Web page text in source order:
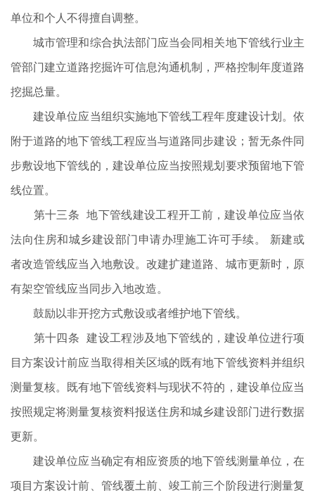
单位和个人不得擅自调整。
城市管理和综合执法部门应当会同相关地下管线行业主
管部门建立道路挖掘许可信息沟通机制，严格控制年度道路
挖掘总量。
建设单位应当组织实施地下管线工程年度建设计划。依
附于道路的地下管线工程应当与道路同步建设；暂无条件同
步敷设地下管线的，建设单位应当按照规划要求预留地下管
线位置。
第十三条 地下管线建设工程开工前，建设单位应当依
法向住房和城乡建设部门申请办理施工许可手续。 新建或
者改造管线应当入地敷设。改建扩建道路、城市更新时，原
有架空管线应当同步入地改造。
鼓励以非开挖方式敷设或者维护地下管线。
第十四条 建设工程涉及地下管线的，建设单位进行项
目方案设计前应当取得相关区域的既有地下管线资料并组织
测量复核。既有地下管线资料与现状不符的，建设单位应当
按照规定将测量复核资料报送住房和城乡建设部门进行数据
更新。
建设单位应当确定有相应资质的地下管线测量单位，在
项目方案设计前、管线覆土前、竣工前三个阶段进行测量复